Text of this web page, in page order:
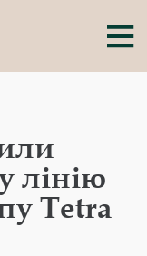
лінію
Tetra